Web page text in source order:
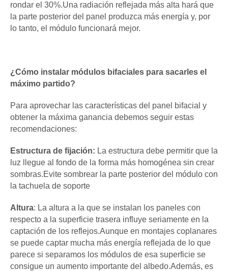
rondar el 30%.Una radiación reflejada más alta hará que
la parte posterior del panel produzca más energía y, por
lo tanto, el módulo funcionará mejor.
¿Cómo instalar módulos bifaciales para sacarles el
máximo partido?
Para aprovechar las características del panel bifacial y
obtener la máxima ganancia debemos seguir estas
recomendaciones:
Estructura de fijación: La estructura debe permitir que la
luz llegue al fondo de la forma más homogénea sin crear
sombras.Evite sombrear la parte posterior del módulo con
la tachuela de soporte
Altura: La altura a la que se instalan los paneles con
respecto a la superficie trasera influye seriamente en la
captación de los reflejos.Aunque en montajes coplanares
se puede captar mucha más energía reflejada de lo que
parece si separamos los módulos de esa superficie se
consigue un aumento importante del albedo.Además, es